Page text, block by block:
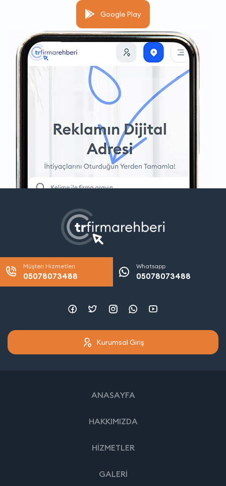
Google Play
Müşteri Hizmetleri
05078073488
Whatsapp
05078073488
Kurumsal Giriş
ANASAYFA
HAKKIMIZDA
HİZMETLER
GALERİ